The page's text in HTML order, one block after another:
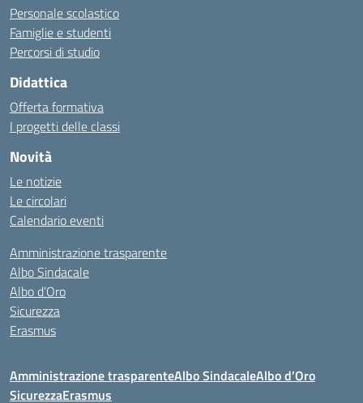
Personale scolastico
Famiglie e studenti
Percorsi di studio
Didattica
Offerta formativa
I progetti delle classi
Novità
Le notizie
Le circolari
Calendario eventi
Amministrazione trasparente
Albo Sindacale
Albo d’Oro
Sicurezza
Erasmus
Amministrazione trasparenteAlbo SindacaleAlbo d’Oro
SicurezzaErasmus